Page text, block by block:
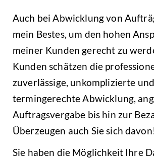
Auch bei Abwicklung von
mein Bestes, um den hohen
meiner Kunden gerecht zu
Kunden schätzen die
zuverlässige, unkomplizierte und
termingerechte Abwicklung,
Auftragsvergabe bis hin zur
Überzeugen auch Sie sich
Sie haben die Möglichkeit Ihre